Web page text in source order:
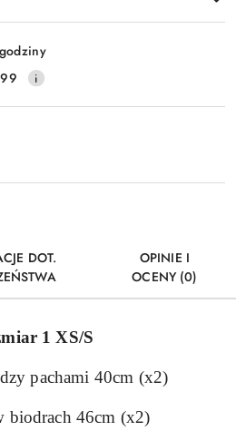
DOT.
OPINIE I
OCENY (0)
1 XS/S
pachami 40cm (x2)
biodrach 46cm (x2)